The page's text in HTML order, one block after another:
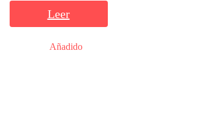
Leer
Añadido